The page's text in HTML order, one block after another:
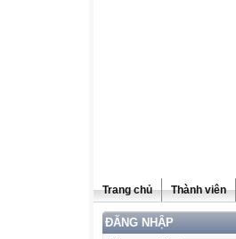
Trang chủ Thành viên
ĐĂNG NHẬP